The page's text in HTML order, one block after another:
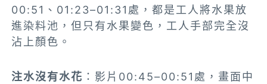
00:51、01:23–01:31處，都是工人將水果放
進染料池，但只有水果變色，工人手部完全沒
沾上顏色。
注水沒有水花 ：影片00:45–00:51處，畫面中